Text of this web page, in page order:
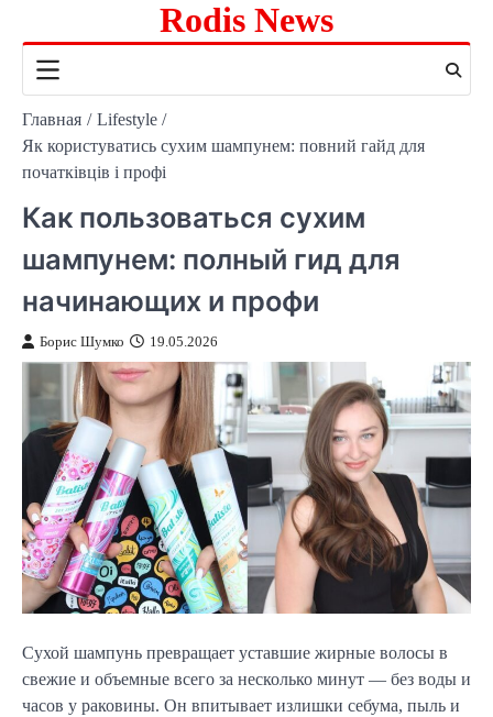
содержимому
Rodis News
Главная
Lifestyle
Як користуватись сухим шампунем: повний гайд для
початківців і профі
Как пользоваться сухим
шампунем: полный гид для
начинающих и профи
Борис Шумко 19.05.2026
Сухой шампунь превращает уставшие жирные волосы в
свежие и объемные всего за несколько минут — без воды и
часов у раковины. Он впитывает излишки себума, пыль и